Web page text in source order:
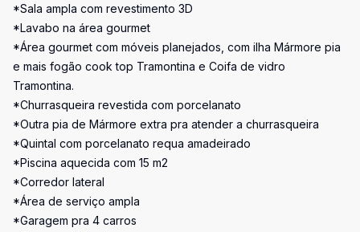
*Sala ampla com revestimento 3D
*Lavabo na área gourmet
*Área gourmet com móveis planejados, com ilha Mármore pia
e mais fogão cook top Tramontina e Coifa de vidro
Tramontina.
*Churrasqueira revestida com porcelanato
*Outra pia de Mármore extra pra atender a churrasqueira
*Quintal com porcelanato requa amadeirado
*Piscina aquecida com 15 m2
*Corredor lateral
*Área de serviço ampla
*Garagem pra 4 carros